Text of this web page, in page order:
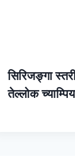
सिरिजङ्गा
तेल्लोक